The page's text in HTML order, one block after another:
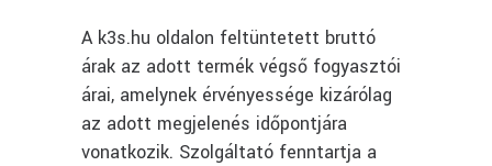
A k3s.hu oldalon feltüntetett bruttó
árak az adott termék végső fogyasztói
árai, amelynek érvényessége kizárólag
az adott megjelenés időpontjára
vonatkozik. Szolgáltató fenntartja a